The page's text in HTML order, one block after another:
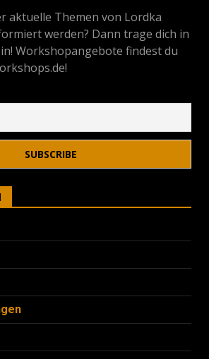
aktuelle Themen von Lordka
werden? Dann trage dich in
Workshopangebote findest du